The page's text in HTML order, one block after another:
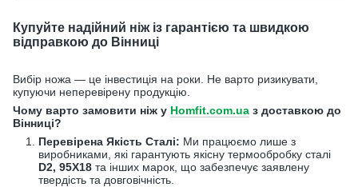
Купуйте надійний ніж із гарантією та швидкою
відправкою до Вінниці
Вибір ножа — це інвестиція на роки. Не варто ризикувати,
купуючи неперевірену продукцію.
Чому варто замовити ніж у Нomfit.com.ua з доставкою до
Вінниці?
Перевірена Якість Сталі: Ми працюємо лише з
виробниками, які гарантують якісну термообробку сталі
D2, 95Х18 та інших марок, що забезпечує заявлену
твердість та довговічність.